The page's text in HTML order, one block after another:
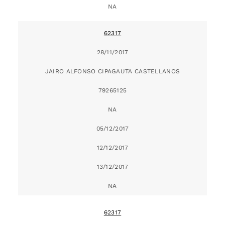
NA
62317
28/11/2017
JAIRO ALFONSO CIPAGAUTA CASTELLANOS
79265125
NA
05/12/2017
12/12/2017
13/12/2017
NA
62317